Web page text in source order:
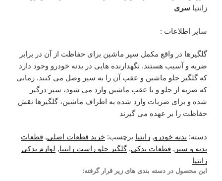
زانتیا سری
سایر اطلاعات :
گلگیرها در واقع مکمل سپر ماشین برای حفاظت از آن در برابر
ضربه و آسیب هستند. نگهدارنده هایی در بدنه خودرو وجود دارد
که گلگیر جلو ماشین و عقب آن را به سپر وصل می کنند. زمانی
که ضربه از جلو و یا عقب ماشین وارد می شود، سپر درگیر
شده و برای ضربات وارد شده به اطراف ماشین، گلگیرها نقش
حفاظت را بر عهده می گیرند
دسته: بدنه خودرو, زانتیا برچسب: خرید قطعات اصلی, قطعات
بدنه و سپر , قطعات یدکی,گلگیر جلو راست زانتیا, لوازم یدکی
زانتیا
این محصول در دسته بندی های زیر قرار گرفته: